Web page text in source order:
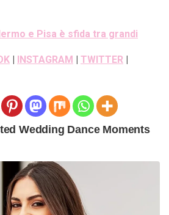
e Pisa è sfida tra grandi
| INSTAGRAM | TWITTER |